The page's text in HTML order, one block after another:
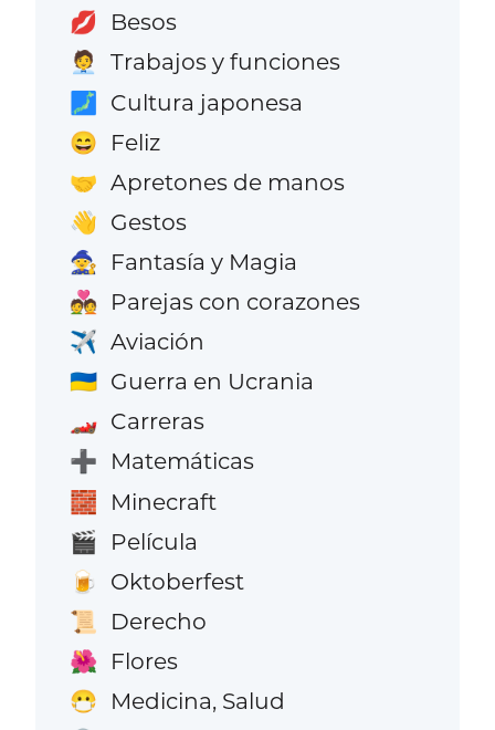
💋 Besos
🧑‍💼 Trabajos y funciones
🗾 Cultura japonesa
😄 Feliz
🤝 Apretones de manos
👋 Gestos
🧙 Fantasía y Magia
💑 Parejas con corazones
✈️ Aviación
🇺🇦 Guerra en Ucrania
🏎️ Carreras
➕ Matemáticas
🧱 Minecraft
🎬 Película
🍺 Oktoberfest
📜 Derecho
🌺 Flores
😷 Medicina, Salud